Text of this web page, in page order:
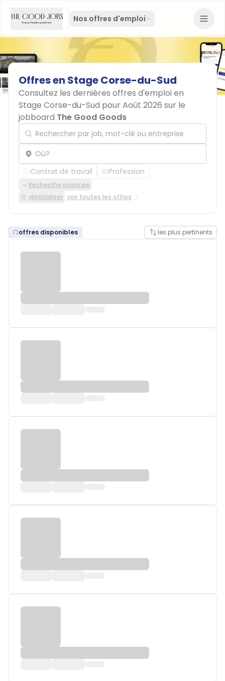
Nos offres d'emploi
Offresen StageCorse-du-Sud
Consultez les dernières offres d'emploi en
Stage Corse-du-Sud pour Août 2026 sur le
jobboard The Good Goods
Rechercher par job, mot-clé ou entreprise
Localisation
Contrat de travail Profession
Recherche avancée
réinitialiser voir toutes les offres
offres disponibles les plus pertinents